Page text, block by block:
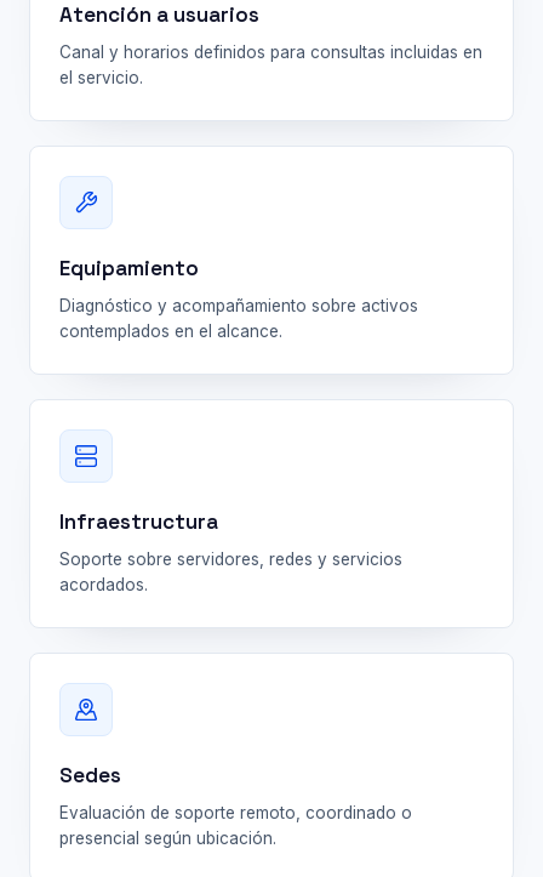
Atención a usuarios
Canal y horarios definidos para consultas incluidas en
el servicio.
Equipamiento
Diagnóstico y acompañamiento sobre activos
contemplados en el alcance.
Infraestructura
Soporte sobre servidores, redes y servicios
acordados.
Sedes
Evaluación de soporte remoto, coordinado o
presencial según ubicación.